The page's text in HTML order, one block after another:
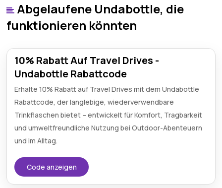
Abgelaufene Undabottle, die
funktionieren könnten
10% Rabatt Auf Travel Drives -
Undabottle Rabattcode
Erhalte 10% Rabatt auf Travel Drives mit dem Undabottle
Rabattcode, der langlebige, wiederverwendbare
Trinkflaschen bietet – entwickelt für Komfort, Tragbarkeit
und umweltfreundliche Nutzung bei Outdoor-Abenteuern
und im Alltag.
Code anzeigen